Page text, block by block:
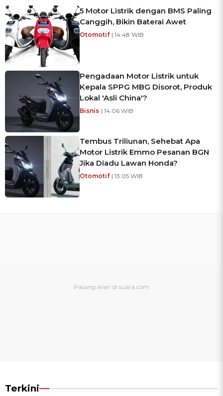
5 Motor Listrik dengan BMS Paling
Canggih, Bikin Baterai Awet
Otomotif | 14:48 WIB
Pengadaan Motor Listrik untuk
Kepala SPPG MBG Disorot, Produk
Lokal 'Asli China'?
Bisnis | 14:06 WIB
Tembus Triliunan, Sehebat Apa
Motor Listrik Emmo Pesanan BGN
Jika Diadu Lawan Honda?
Otomotif | 13:05 WIB
Terkini